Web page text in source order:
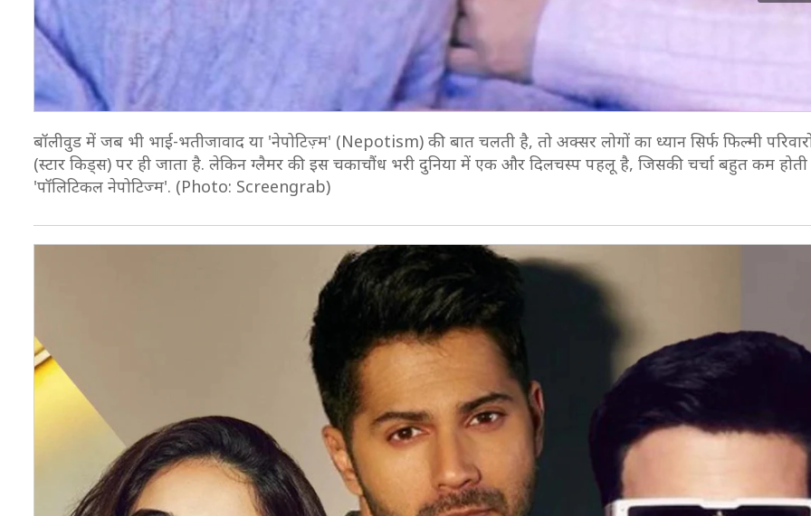
बॉलीवुड में जब भी भाई-भतीजावाद या 'नेपोटिज़्म' (Nepotism) की बात चलती है, तो अक्सर लोगों का ध्यान सिर्फ फिल्मी
(स्टार किड्स) पर ही जाता है. लेकिन ग्लैमर की इस चकाचौंध भरी दुनिया में एक और दिलचस्प पहलू है, जिसकी चर्चा बहुत कम
'पॉलिटिकल नेपोटिज्म'. (Photo: Screengrab)